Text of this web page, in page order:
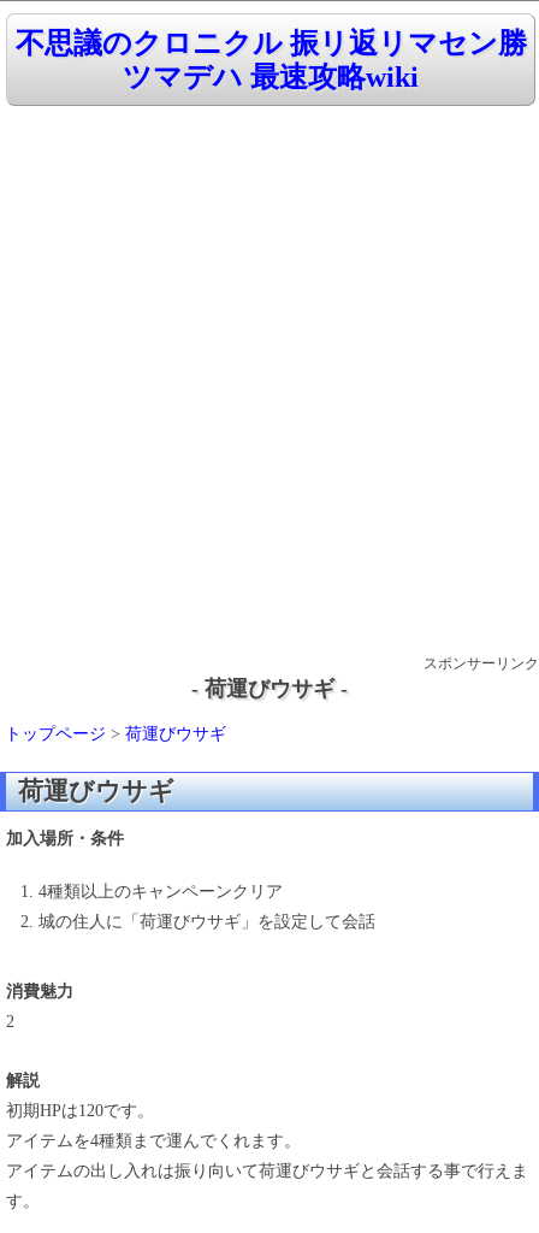
不思議のクロニクル 振リ返リマセン勝
ツマデハ 最速攻略wiki
スポンサーリンク
- 荷運びウサギ -
トップページ > 荷運びウサギ
荷運びウサギ
加入場所・条件
4種類以上のキャンペーンクリア
城の住人に「荷運びウサギ」を設定して会話
消費魅力
2
解説
初期HPは120です。
アイテムを4種類まで運んでくれます。
アイテムの出し入れは振り向いて荷運びウサギと会話する事で行えま
す。